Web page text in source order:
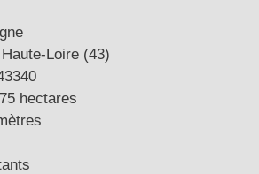
Haute-Loire (43)
hectares